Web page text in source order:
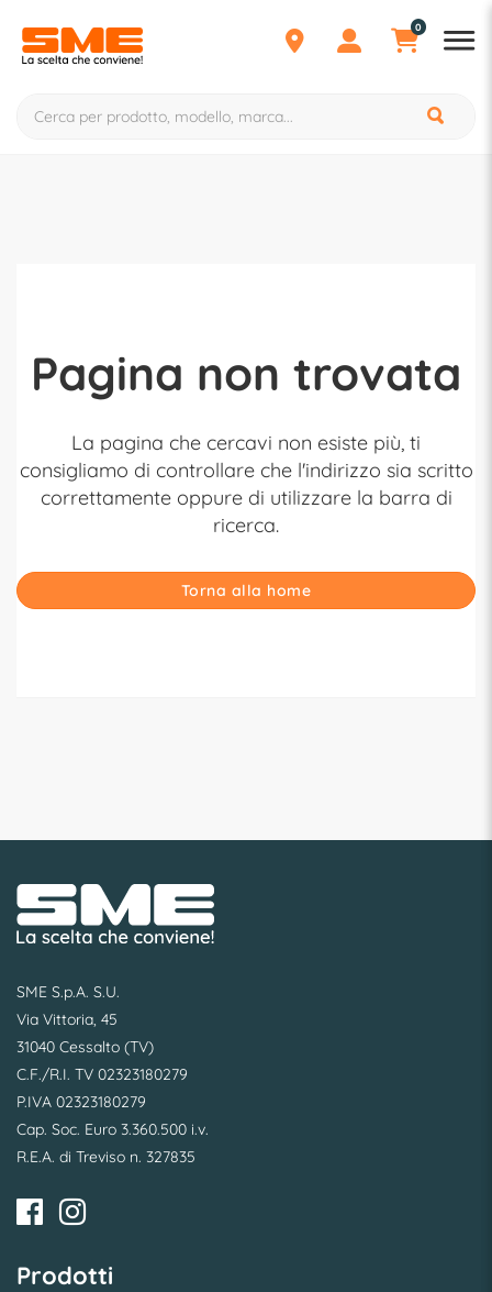
0
Pagina non trovata
La pagina che cercavi non esiste più, ti
consigliamo di controllare che l'indirizzo sia scritto
correttamente oppure di utilizzare la barra di
ricerca.
Torna alla home
SME S.p.A. S.U.
Via Vittoria, 45
31040 Cessalto (TV)
C.F./R.I. TV 02323180279
P.IVA 02323180279
Cap. Soc. Euro 3.360.500 i.v.
R.E.A. di Treviso n. 327835
Prodotti